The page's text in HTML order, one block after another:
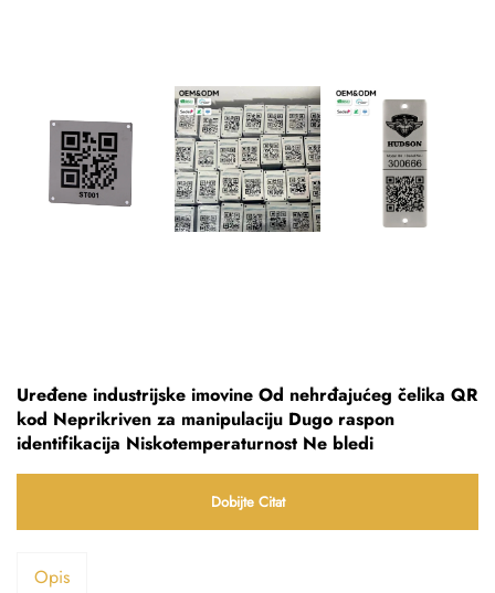
Uređene industrijske imovine Od nehrđajućeg čelika QR
kod Neprikriven za manipulaciju Dugo raspon
identifikacija Niskotemperaturnost Ne bledi
Dobijte Citat
Opis